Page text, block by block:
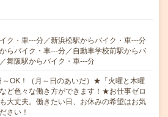
ク・車---分／新浜松駅からバイク・車---分
らバイク・車---分／自動車学校前駅からバ
舞阪駅からバイク・車---分
～OK！（月～日のあいだ）★「火曜と木曜
ど色々な働き方ができます！★お仕事ゼロ
大丈夫。働きたい日、お休みの希望はお気
さい！